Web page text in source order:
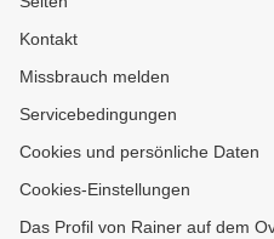
Kontakt
Missbrauch melden
Servicebedingungen
Cookies und persönliche Daten
Cookies-Einstellungen
Das Profil von Rainer auf dem